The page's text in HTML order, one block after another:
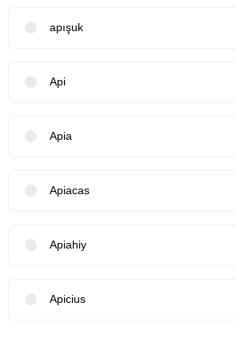
apışuk
Api
Apia
Apiacas
Apiahiy
Apicius